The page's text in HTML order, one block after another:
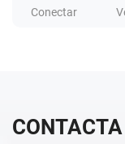
Conectar